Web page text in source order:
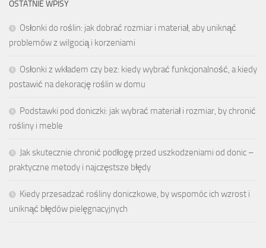
OSTATNIE WPISY
Osłonki do roślin: jak dobrać rozmiar i materiał, aby uniknąć
problemów z wilgocią i korzeniami
Osłonki z wkładem czy bez: kiedy wybrać funkcjonalność, a kiedy
postawić na dekorację roślin w domu
Podstawki pod doniczki: jak wybrać materiał i rozmiar, by chronić
rośliny i meble
Jak skutecznie chronić podłogę przed uszkodzeniami od donic –
praktyczne metody i najczęstsze błędy
Kiedy przesadzać rośliny doniczkowe, by wspomóc ich wzrost i
uniknąć błędów pielęgnacyjnych